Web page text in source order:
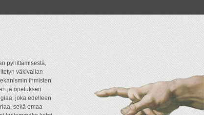
pyhittämisestä,
väkivallan
ihmisten
ja opetuksen
joka edelleen
sekä omaa